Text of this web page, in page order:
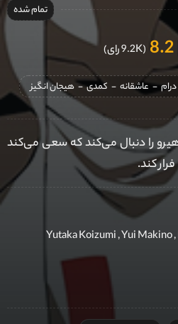
تمام شده
8.2 (9.2K رای)
درام - عاشقانه - کمدی - هیجان انگیز
را دنبال می‌کند که سعی می‌کند
Yutaka Koizumi,Yui Makino,